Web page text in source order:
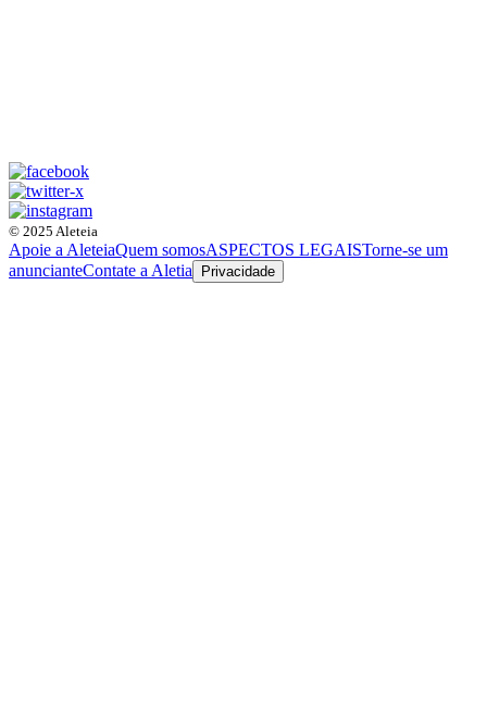
© 2025 Aleteia
Apoie a AleteiaQuem somosASPECTOS LEGAISTorne-se um
anuncianteContate a Aletia Privacidade